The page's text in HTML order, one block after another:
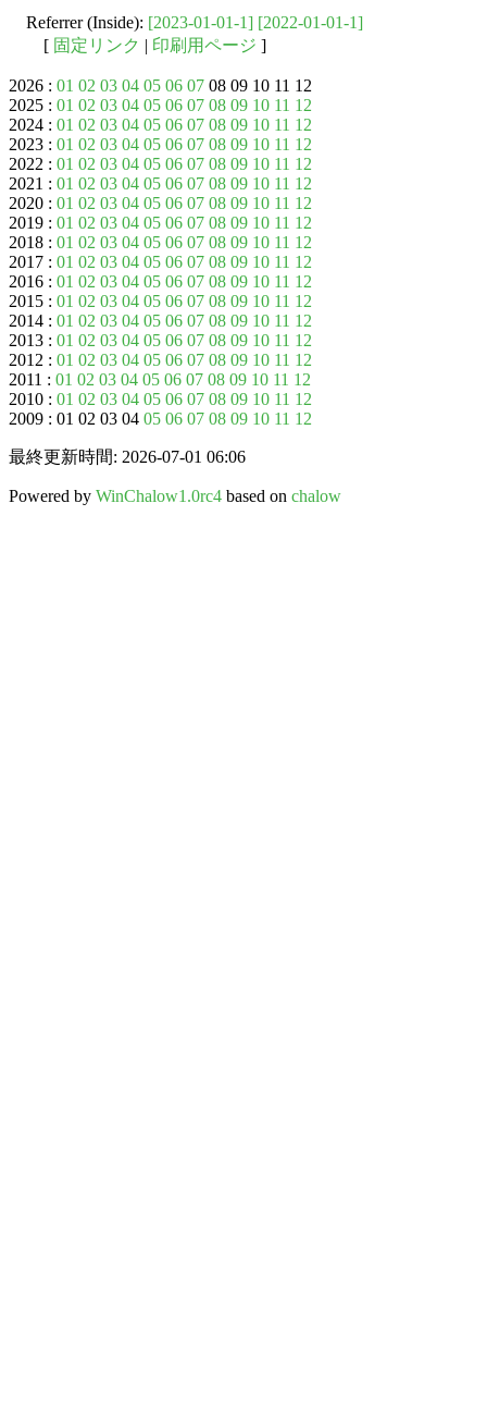
Referrer (Inside): [2023-01-01-1] [2022-01-01-1]
[ 固定リンク | 印刷用ページ ]
2026 : 01 02 03 04 05 06 07 08 09 10 11 12
2025 : 01 02 03 04 05 06 07 08 09 10 11 12
2024 : 01 02 03 04 05 06 07 08 09 10 11 12
2023 : 01 02 03 04 05 06 07 08 09 10 11 12
2022 : 01 02 03 04 05 06 07 08 09 10 11 12
2021 : 01 02 03 04 05 06 07 08 09 10 11 12
2020 : 01 02 03 04 05 06 07 08 09 10 11 12
2019 : 01 02 03 04 05 06 07 08 09 10 11 12
2018 : 01 02 03 04 05 06 07 08 09 10 11 12
2017 : 01 02 03 04 05 06 07 08 09 10 11 12
2016 : 01 02 03 04 05 06 07 08 09 10 11 12
2015 : 01 02 03 04 05 06 07 08 09 10 11 12
2014 : 01 02 03 04 05 06 07 08 09 10 11 12
2013 : 01 02 03 04 05 06 07 08 09 10 11 12
2012 : 01 02 03 04 05 06 07 08 09 10 11 12
2011 : 01 02 03 04 05 06 07 08 09 10 11 12
2010 : 01 02 03 04 05 06 07 08 09 10 11 12
2009 : 01 02 03 04 05 06 07 08 09 10 11 12
最終更新時間: 2026-07-01 06:06
Powered by WinChalow1.0rc4 based on chalow